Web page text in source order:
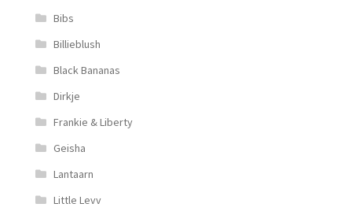
Bibs
Billieblush
Black Bananas
Dirkje
Frankie & Liberty
Geisha
Lantaarn
Little Levv